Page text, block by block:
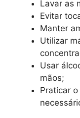
Lavar as
Evitar
Manter
Utilizar
Usar
mãos;
Praticar